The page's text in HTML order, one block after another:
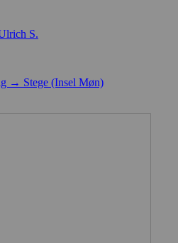
S.
→ Stege (Insel Møn)